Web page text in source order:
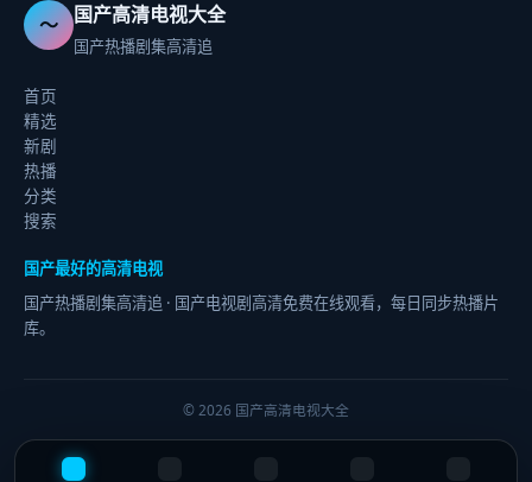
〜 国产高清电视大全
国产热播剧集高清追
首页
精选
新剧
热播
分类
搜索
国产最好的高清电视
国产热播剧集高清追 · 国产电视剧高清免费在线观看，每日同步热播片
库。
© 2026 国产高清电视大全